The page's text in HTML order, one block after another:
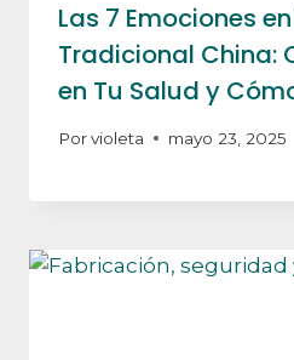
Las 7 Emociones
Tradicional China:
en Tu Salud y
Porvioleta mayo 23, 2025